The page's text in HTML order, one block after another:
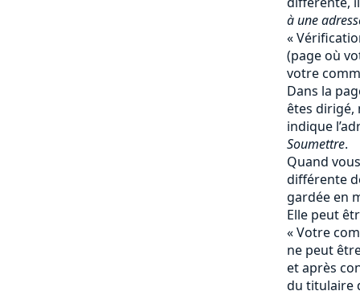
à une
«
(page où
votre
Dans la
êtes dirigé,
indique
Soumettre.
Quand
différente
gardée en
Elle peut
« Votre
ne peut
et après
du titulaire